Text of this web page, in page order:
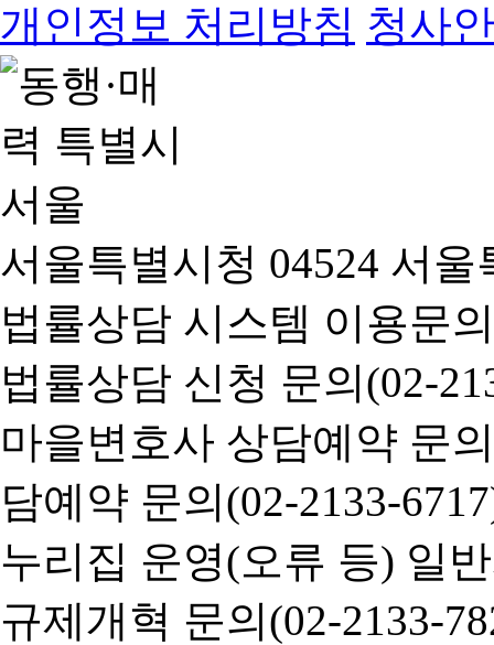
개인정보 처리방침 청사
서울특별시청 04524 서
법률상담 시스템 이용문
법률상담 신청 문의(02-
마을변호사 상담예약 문
담예약 문의(02-2133-
누리집 운영(오류 등) 일
규제개혁 문의(02-2133-